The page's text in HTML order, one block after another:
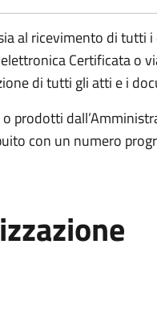
al ricevimento di
Certificata o
di tutti gli atti e i
prodotti
con un numero